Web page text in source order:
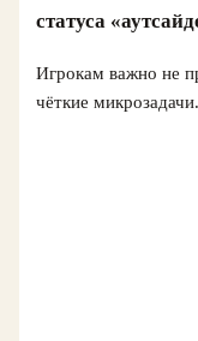
статуса
Игрокам важно не
чёткие микрозадачи.